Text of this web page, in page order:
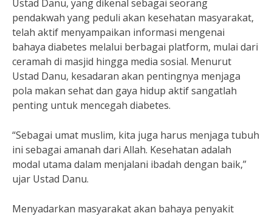
Ustad Danu, yang dikenal sebagai seorang
pendakwah yang peduli akan kesehatan masyarakat,
telah aktif menyampaikan informasi mengenai
bahaya diabetes melalui berbagai platform, mulai dari
ceramah di masjid hingga media sosial. Menurut
Ustad Danu, kesadaran akan pentingnya menjaga
pola makan sehat dan gaya hidup aktif sangatlah
penting untuk mencegah diabetes.
“Sebagai umat muslim, kita juga harus menjaga tubuh
ini sebagai amanah dari Allah. Kesehatan adalah
modal utama dalam menjalani ibadah dengan baik,”
ujar Ustad Danu.
Menyadarkan masyarakat akan bahaya penyakit